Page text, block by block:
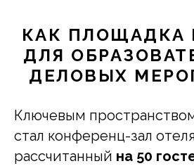
КАК ПЛОЩАДКА
ДЛЯ
ДЕЛОВЫХ
Ключевым
стал конференц-зал
рассчитанный на 50